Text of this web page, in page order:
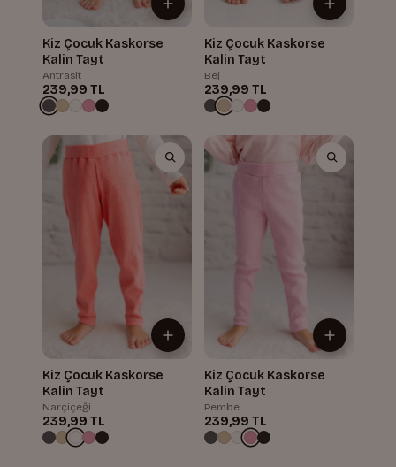
Kiz Çocuk Kaskorse
Kalin Tayt
Antrasit
239,99 TL
Kiz Çocuk Kaskorse
Kalin Tayt
Bej
239,99 TL
Kiz Çocuk Kaskorse
Kalin Tayt
Narçiçeği
239,99 TL
Kiz Çocuk Kaskorse
Kalin Tayt
Pembe
239,99 TL